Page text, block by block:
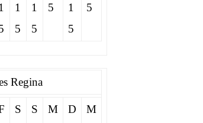
1
5
1
5
5
1
5
5
Regina
S
S
M
D
M